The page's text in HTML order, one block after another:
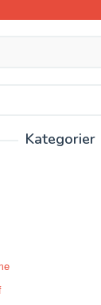
Kategorier